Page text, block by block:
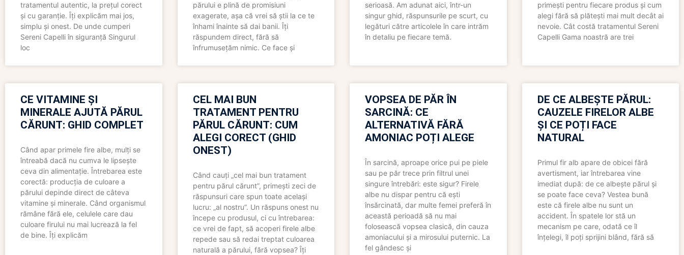
tratamentul autentic, la prețul corect
și cu garanție. Îți explicăm mai jos,
simplu și onest. De unde cumperi
Sereni Capelli în siguranță Singurul
loc
părului e plină de promisiuni
exagerate, așa că vrei să știi la ce te
înhami înainte să dai banii. Îți
răspundem direct, fără să
înfrumusețăm nimic. Ce face și
serioasă. Am adunat aici, într-un
singur ghid, răspunsurile pe scurt, cu
legături către articolele în care intrăm
în detaliu pe fiecare temă.
primești pentru fiecare produs și cum
alegi fără să plătești mai mult decât ai
nevoie. Cât costă tratamentul Sereni
Capelli Gama noastră are trei
CE VITAMINE ȘI
MINERALE AJUTĂ PĂRUL
CĂRUNT: GHID COMPLET
Când apar primele fire albe, mulți se
întreabă dacă nu cumva le lipsește
ceva din alimentație. Întrebarea este
corectă: producția de culoare a
părului depinde direct de câteva
vitamine și minerale. Când organismul
rămâne fără ele, celulele care dau
culoare firului nu mai lucrează la fel
de bine. Îți explicăm
CEL MAI BUN
TRATAMENT PENTRU
PĂRUL CĂRUNT: CUM
ALEGI CORECT (GHID
ONEST)
Când cauți „cel mai bun tratament
pentru părul cărunt”, primești zeci de
răspunsuri care spun toate același
lucru: „al nostru”. Un răspuns onest nu
începe cu produsul, ci cu întrebarea:
ce vrei de fapt, să acoperi firele albe
repede sau să redai treptat culoarea
naturală a părului, fără vopsea? Îți
VOPSEA DE PĂR ÎN
SARCINĂ: CE
ALTERNATIVĂ FĂRĂ
AMONIAC POȚI ALEGE
În sarcină, aproape orice pui pe piele
sau pe păr trece prin filtrul unei
singure întrebări: este sigur? Firele
albe nu dispar pentru că ești
însărcinată, dar multe femei preferă în
această perioadă să nu mai
folosească vopsea clasică, din cauza
amoniacului și a mirosului puternic. La
fel gândesc și
DE CE ALBEȘTE PĂRUL:
CAUZELE FIRELOR ALBE
ȘI CE POȚI FACE
NATURAL
Primul fir alb apare de obicei fără
avertisment, iar întrebarea vine
imediat după: de ce albește părul și
se poate face ceva? Vestea bună
este că firele albe nu sunt un
accident. În spatele lor stă un
mecanism pe care, odată ce îl
înțelegi, îl poți sprijini blând, fără să